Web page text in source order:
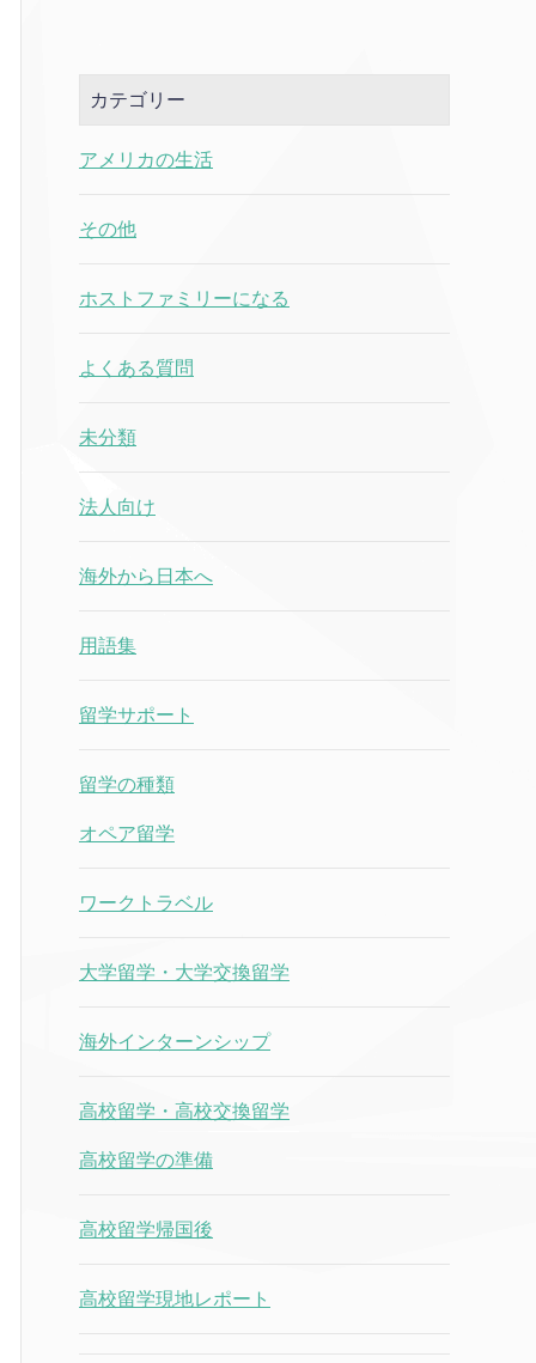
カテゴリー
アメリカの生活
その他
ホストファミリーになる
よくある質問
未分類
法人向け
海外から日本へ
用語集
留学サポート
留学の種類
オペア留学
ワークトラベル
大学留学・大学交換留学
海外インターンシップ
高校留学・高校交換留学
高校留学の準備
高校留学帰国後
高校留学現地レポート